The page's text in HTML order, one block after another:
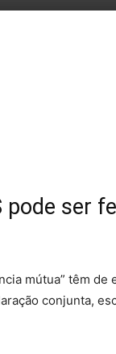
pode ser
mútua” têm de
conjunta,